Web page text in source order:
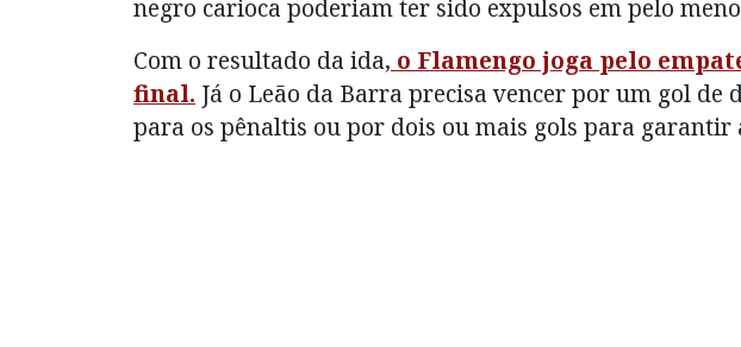
negro carioca poderiam ter sido expulsos em pelo
Com o resultado da ida, o Flamengo joga pelo
final. Já o Leão da Barra precisa vencer por um gol de
para os pênaltis ou por dois ou mais gols para garantir